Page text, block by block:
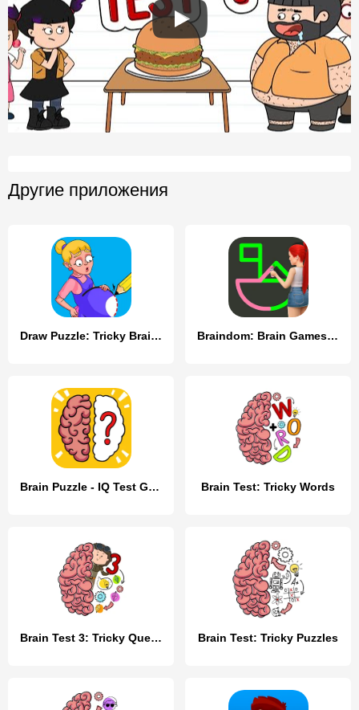
Другие приложения
Draw Puzzle: Tricky Brain Test Braindom: Brain Games Test
Brain Puzzle - IQ Test Games Brain Test: Tricky Words
Brain Test 3: Tricky Quests Brain Test: Tricky Puzzles